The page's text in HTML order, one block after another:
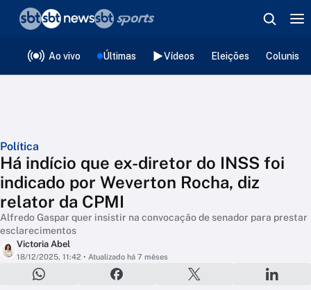
Ao vivo Últimas Vídeos Eleições
Política
Há indício que ex-diretor do INSS foi
indicado por Weverton Rocha, diz
relator da CPMI
Alfredo Gaspar quer insistir na convocação de senador para prestar
esclarecimentos
Victoria Abel
18/12/2025, 11:42 • Atualizado há 7 mêses
❮voltar
Editorias